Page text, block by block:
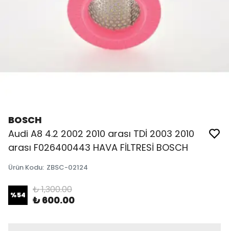
BOSCH
Audi A8 4.2 2002 2010 arası TDİ 2003 2010
arası F026400443 HAVA FİLTRESİ BOSCH
Ürün Kodu: ZBSC-02124
%54 ₺ 1,300.00
₺ 600.00